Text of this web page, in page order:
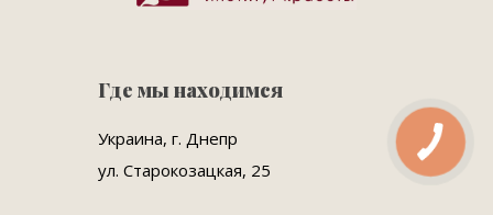
Где мы находимся
Украина, г. Днепр
ул. Старокозацкая, 25